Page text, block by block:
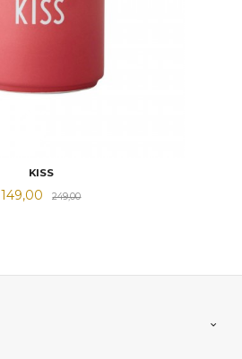
KISS
Tilbud
149,00 249,00Rabatt